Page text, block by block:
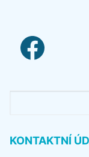
facebook link
KONTAKTNÍ